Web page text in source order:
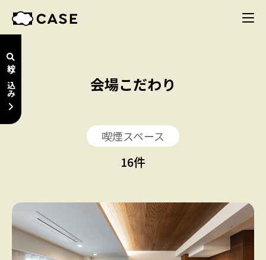
絞り込み 会場こだわり
喫煙スペース
16件